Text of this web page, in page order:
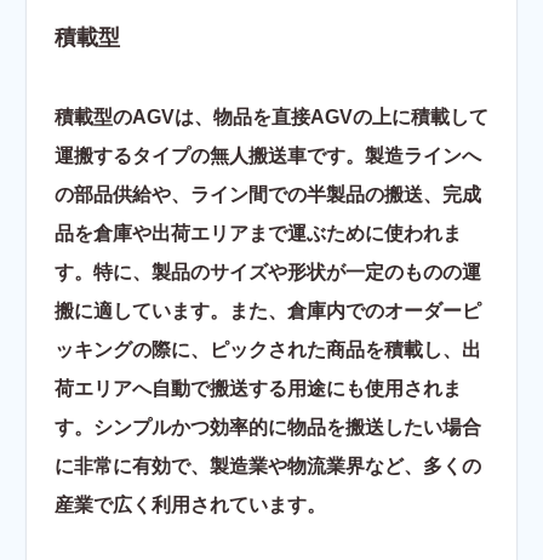
積載型
積載型のAGVは、物品を直接AGVの上に積載して
運搬するタイプの無人搬送車です。製造ラインへ
の部品供給や、ライン間での半製品の搬送、完成
品を倉庫や出荷エリアまで運ぶために使われま
す。特に、製品のサイズや形状が一定のものの運
搬に適しています。また、倉庫内でのオーダーピ
ッキングの際に、ピックされた商品を積載し、出
荷エリアへ自動で搬送する用途にも使用されま
す。シンプルかつ効率的に物品を搬送したい場合
に非常に有効で、製造業や物流業界など、多くの
産業で広く利用されています。